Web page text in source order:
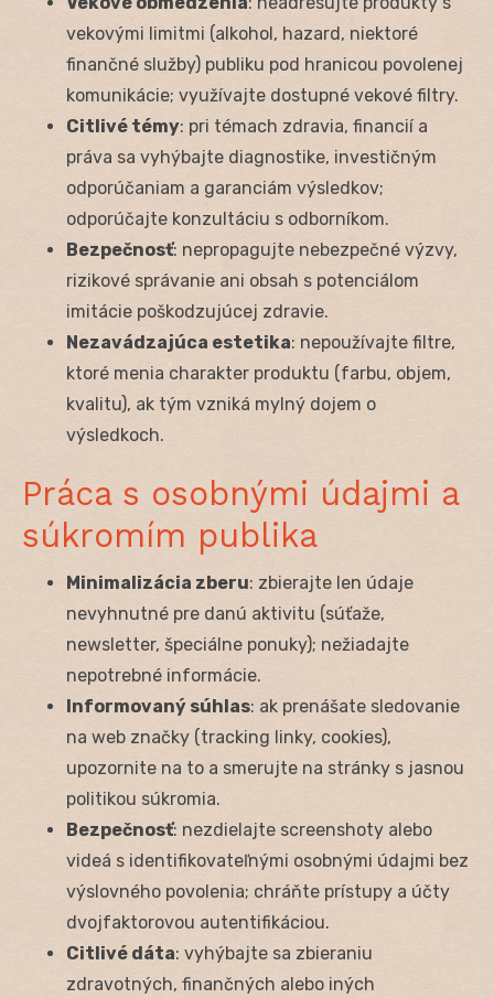
vekovými limitmi (alkohol, hazard, niektoré
finančné služby) publiku pod hranicou povolenej
komunikácie; využívajte dostupné vekové filtry.
Citlivé témy: pri témach zdravia, financií a
práva sa vyhýbajte diagnostike, investičným
odporúčaniam a garanciám výsledkov;
odporúčajte konzultáciu s odborníkom.
Bezpečnosť: nepropagujte nebezpečné výzvy,
rizikové správanie ani obsah s potenciálom
imitácie poškodzujúcej zdravie.
Nezavádzajúca estetika: nepoužívajte filtre,
ktoré menia charakter produktu (farbu, objem,
kvalitu), ak tým vzniká mylný dojem o
výsledkoch.
Práca s osobnými údajmi a
súkromím publika
Minimalizácia zberu: zbierajte len údaje
nevyhnutné pre danú aktivitu (súťaže,
newsletter, špeciálne ponuky); nežiadajte
nepotrebné informácie.
Informovaný súhlas: ak prenášate sledovanie
na web značky (tracking linky, cookies),
upozornite na to a smerujte na stránky s jasnou
politikou súkromia.
Bezpečnosť: nezdielajte screenshoty alebo
videá s identifikovateľnými osobnými údajmi bez
výslovného povolenia; chráňte prístupy a účty
dvojfaktorovou autentifikáciou.
Citlivé dáta: vyhýbajte sa zbieraniu
zdravotných, finančných alebo iných